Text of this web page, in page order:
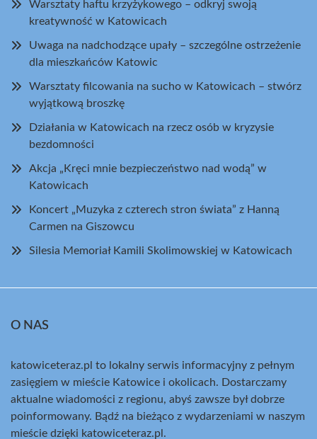
Warsztaty haftu krzyżykowego – odkryj swoją
kreatywność w Katowicach
Uwaga na nadchodzące upały – szczególne ostrzeżenie
dla mieszkańców Katowic
Warsztaty filcowania na sucho w Katowicach – stwórz
wyjątkową broszkę
Działania w Katowicach na rzecz osób w kryzysie
bezdomności
Akcja „Kręci mnie bezpieczeństwo nad wodą” w
Katowicach
Koncert „Muzyka z czterech stron świata” z Hanną
Carmen na Giszowcu
Silesia Memoriał Kamili Skolimowskiej w Katowicach
O NAS
katowiceteraz.pl to lokalny serwis informacyjny z pełnym
zasięgiem w mieście Katowice i okolicach. Dostarczamy
aktualne wiadomości z regionu, abyś zawsze był dobrze
poinformowany. Bądź na bieżąco z wydarzeniami w naszym
mieście dzięki katowiceteraz.pl.